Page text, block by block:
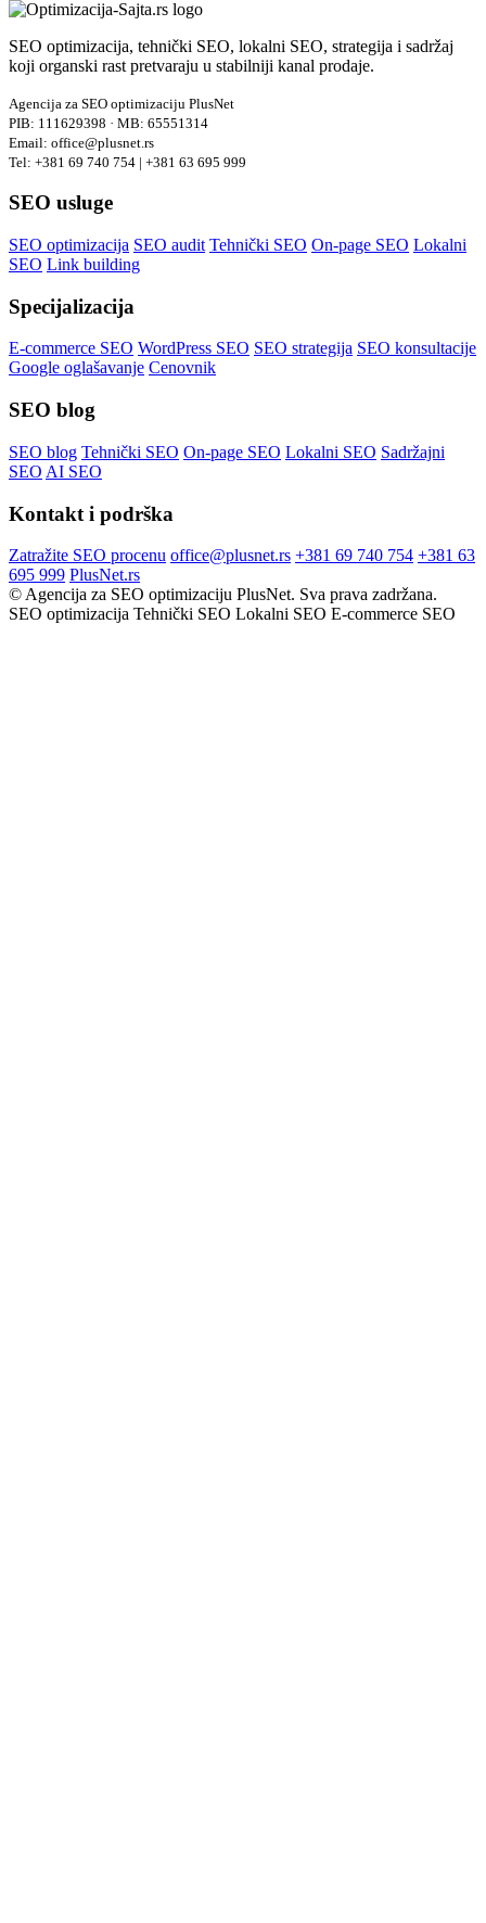
SEO optimizacija, tehnički SEO, lokalni SEO, strategija i sadržaj
koji organski rast pretvaraju u stabilniji kanal prodaje.
Agencija za SEO optimizaciju PlusNet
PIB: 111629398 · MB: 65551314
Email: office@plusnet.rs
Tel: +381 69 740 754 | +381 63 695 999
SEO usluge
SEO optimizacija SEO audit Tehnički SEO On-page SEO Lokalni
SEO Link building
Specijalizacija
E-commerce SEO WordPress SEO SEO strategija SEO konsultacije
Google oglašavanje Cenovnik
SEO blog
SEO blog Tehnički SEO On-page SEO Lokalni SEO Sadržajni
SEO AI SEO
Kontakt i podrška
Zatražite SEO procenu office@plusnet.rs +381 69 740 754 +381 63
695 999 PlusNet.rs
© Agencija za SEO optimizaciju PlusNet. Sva prava zadržana.
SEO optimizacija Tehnički SEO Lokalni SEO E-commerce SEO